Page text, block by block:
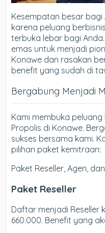
Kesempatan besar
karena peluang
terbuka lebar bagi
emas untuk menjadi
Konawe dan rasakan
benefit yang sudah di
Bergabung Menjadi
Kami membuka
Propolis di Konawe.
sukses bersama kami.
pilihan paket kemitraan:
Paket Reseller, Agen,
Paket Reseller
Daftar menjadi Reseller
660.000. Benefit yang